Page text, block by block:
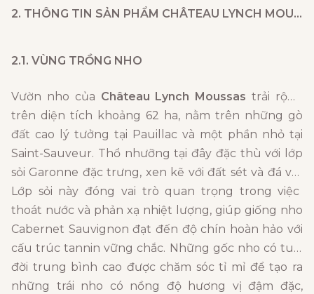
2. THÔNG TIN SẢN PHẨM CHÂTEAU LYNCH MOUSSAS
2.1. VÙNG TRỒNG NHO
Vườn nho của Château Lynch Moussas trải rộng
trên diện tích khoảng 62 ha, nằm trên những gò
đất cao lý tưởng tại Pauillac và một phần nhỏ tại
Saint-Sauveur. Thổ nhưỡng tại đây đặc thù với lớp
sỏi Garonne đặc trưng, xen kẽ với đất sét và đá vôi.
Lớp sỏi này đóng vai trò quan trọng trong việc
thoát nước và phản xạ nhiệt lượng, giúp giống nho
Cabernet Sauvignon đạt đến độ chín hoàn hảo với
cấu trúc tannin vững chắc. Những gốc nho có tuổi
đời trung bình cao được chăm sóc tỉ mỉ để tạo ra
những trái nho có nồng độ hương vị đậm đặc,